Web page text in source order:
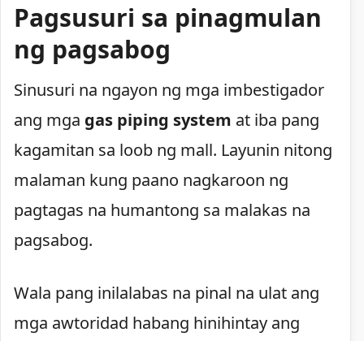
Pagsusuri sa pinagmulan
ng pagsabog
Sinusuri na ngayon ng mga imbestigador
ang mga gas piping system at iba pang
kagamitan sa loob ng mall. Layunin nitong
malaman kung paano nagkaroon ng
pagtagas na humantong sa malakas na
pagsabog.
Wala pang inilalabas na pinal na ulat ang
mga awtoridad habang hinihintay ang